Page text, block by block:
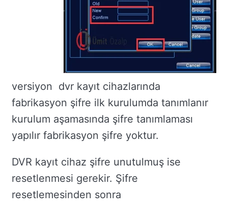
versiyon dvr kayıt cihazlarında
fabrikasyon şifre ilk kurulumda tanımlanır
kurulum aşamasında şifre tanımlaması
yapılır fabrikasyon şifre yoktur.
DVR kayıt cihaz şifre unutulmuş ise
resetlenmesi gerekir. Şifre
resetlemesinden sonra